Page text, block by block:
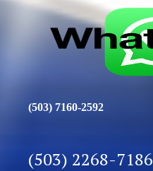
(503) 7160-2592
(503) 2268-7186